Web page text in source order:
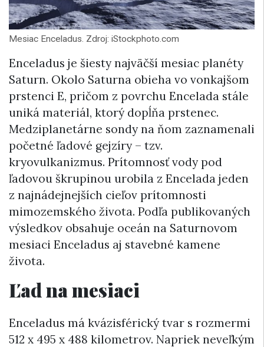
Mesiac Enceladus. Zdroj: iStockphoto.com
Enceladus je šiesty najväčší mesiac planéty
Saturn. Okolo Saturna obieha vo vonkajšom
prstenci E, pričom z povrchu Encelada stále
uniká materiál, ktorý dopĺňa prstenec.
Medziplanetárne sondy na ňom zaznamenali
početné ľadové gejzíry – tzv.
kryovulkanizmus. Prítomnosť vody pod
ľadovou škrupinou urobila z Encelada jeden
z najnádejnejších cieľov prítomnosti
mimozemského života. Podľa publikovaných
výsledkov obsahuje oceán na Saturnovom
mesiaci Enceladus aj stavebné kamene
života.
Ľad na mesiaci
Enceladus má kvázisférický tvar s rozmermi
512 x 495 x 488 kilometrov. Napriek neveľkým